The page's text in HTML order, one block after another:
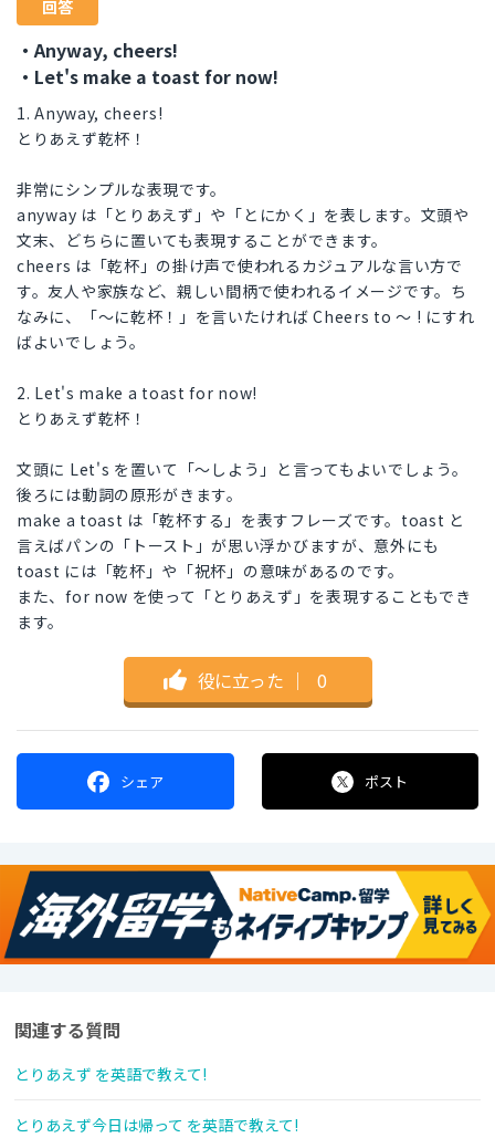
回答
・Anyway, cheers!
・Let's make a toast for now!
1. Anyway, cheers!
とりあえず乾杯！
非常にシンプルな表現です。
anyway は「とりあえず」や「とにかく」を表します。文頭や
文末、どちらに置いても表現することができます。
cheers は「乾杯」の掛け声で使われるカジュアルな言い方で
す。友人や家族など、親しい間柄で使われるイメージです。ち
なみに、「～に乾杯！」を言いたければ Cheers to ～ ! にすれ
ばよいでしょう。
2. Let's make a toast for now!
とりあえず乾杯！
文頭に Let's を置いて「～しよう」と言ってもよいでしょう。
後ろには動詞の原形がきます。
make a toast は「乾杯する」を表すフレーズです。toast と
言えばパンの「トースト」が思い浮かびますが、意外にも
toast には「乾杯」や「祝杯」の意味があるのです。
また、for now を使って「とりあえず」を表現することもでき
ます。
役に立った ｜ 0
シェア ポスト
関連する質問
とりあえず を英語で教えて!
とりあえず今日は帰って を英語で教えて!